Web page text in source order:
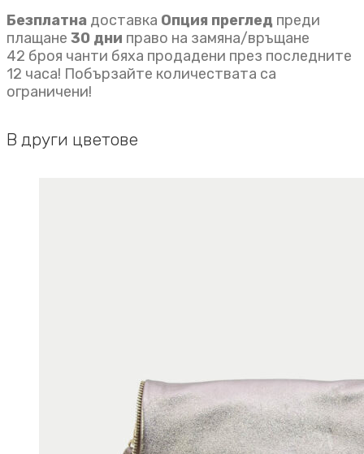
Безплатна доставка Опция преглед преди
плащане 30 дни право на замяна/връщане
42 броя чанти бяха продадени през последните
12 часа! Побързайте количествата са
ограничени!
В други цветове